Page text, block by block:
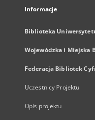
Informacje
Biblioteka
Wojewódzka i Miejska
Federacja Bibliotek
Uczestnicy Projektu
Opis projektu